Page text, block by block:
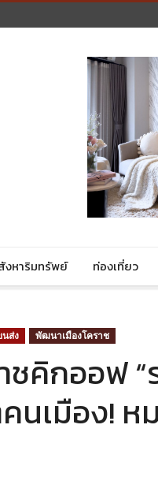
งหาริมทรัพย์ ท่องเที่ยว
ส่ง พัฒนาเมืองโคราช
ชคิกออฟ
นเมือง!